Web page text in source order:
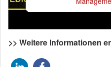
>> Weitere Informationen